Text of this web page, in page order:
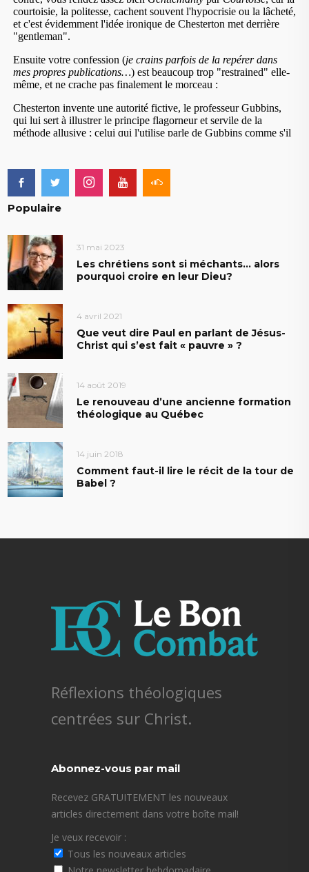
Populaire
31 mai 2023
Les chrétiens sont si méchants… alors
pourquoi croire en leur Dieu?
4 avril 2021
Que veut dire Paul en parlant de Jésus-
Christ qui s’est fait « pauvre » ?
14 août 2019
Le renouveau d’une ancienne formation
théologique au Québec
14 juin 2018
Comment faut-il lire le récit de la tour de
Babel ?
Réflexions théologiques
centrées sur Christ.
Abonnez-vous par mail
Recevez GRATUITEMENT les nouveaux
articles directement dans votre boîte mail!
Je veux recevoir :
Tous les nouveaux articles